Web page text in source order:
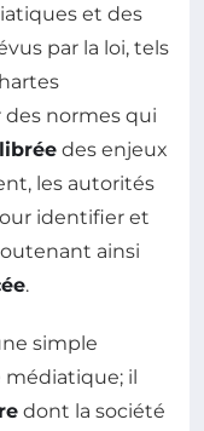
et des
par la loi, tels
normes qui
des enjeux
les autorités
identifier et
ainsi
.
simple
il
dont la société